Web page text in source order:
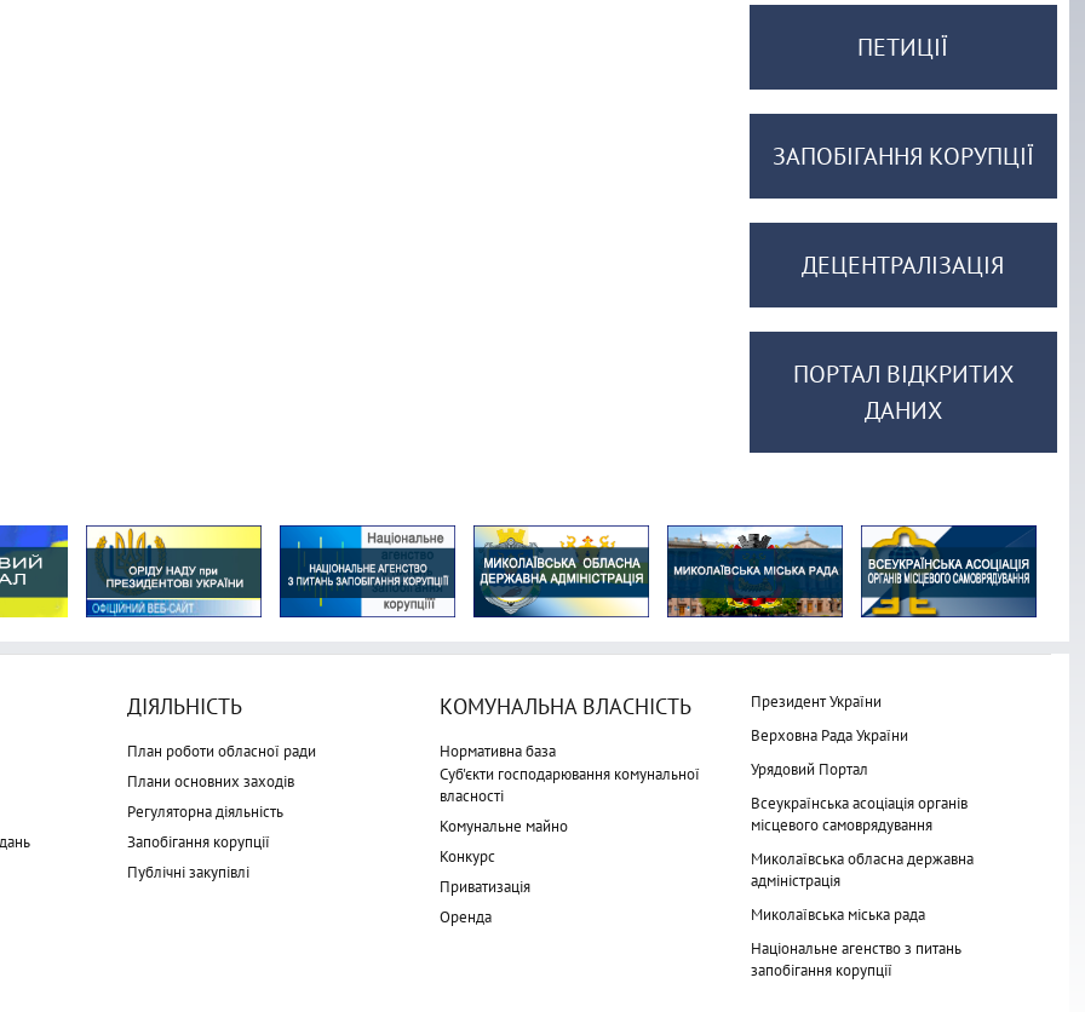
ПЕТИЦІЇ
ЗАПОБІГАННЯ КОРУПЦІЇ
ДЕЦЕНТРАЛІЗАЦІЯ
ПОРТАЛ ВІДКРИТИХ
ДАНИХ
ДІЯЛЬНІСТЬ
План роботи обласної ради
Плани основних заходів
Регуляторна діяльність
Запобігання корупції
Публічні закупівлі
КОМУНАЛЬНА ВЛАСНІСТЬ
Нормативна база
Суб'єкти господарювання комунальної
власності
Комунальне майно
Конкурс
Приватизація
Оренда
Президент України
Верховна Рада України
Урядовий Портал
Всеукраїнська асоціація органів
місцевого самоврядування
Миколаївська обласна державна
адміністрація
Миколаївська міська рада
Національне агенство з питань
запобігання корупції